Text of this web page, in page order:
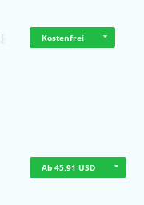
Kostenfrei
Ab 45,91 USD